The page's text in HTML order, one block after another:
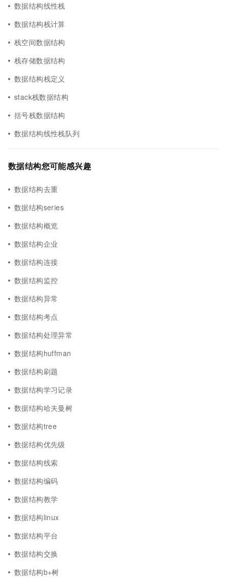
数据结构线性栈
数据结构栈计算
栈空间数据结构
栈存储数据结构
数据结构栈定义
stack栈数据结构
括号栈数据结构
数据结构线性栈队列
数据结构您可能感兴趣
数据结构去重
数据结构series
数据结构概览
数据结构企业
数据结构连接
数据结构监控
数据结构异常
数据结构考点
数据结构处理异常
数据结构huffman
数据结构刷题
数据结构学习记录
数据结构哈夫曼树
数据结构tree
数据结构优先级
数据结构线索
数据结构编码
数据结构教学
数据结构linux
数据结构平台
数据结构交换
数据结构b+树